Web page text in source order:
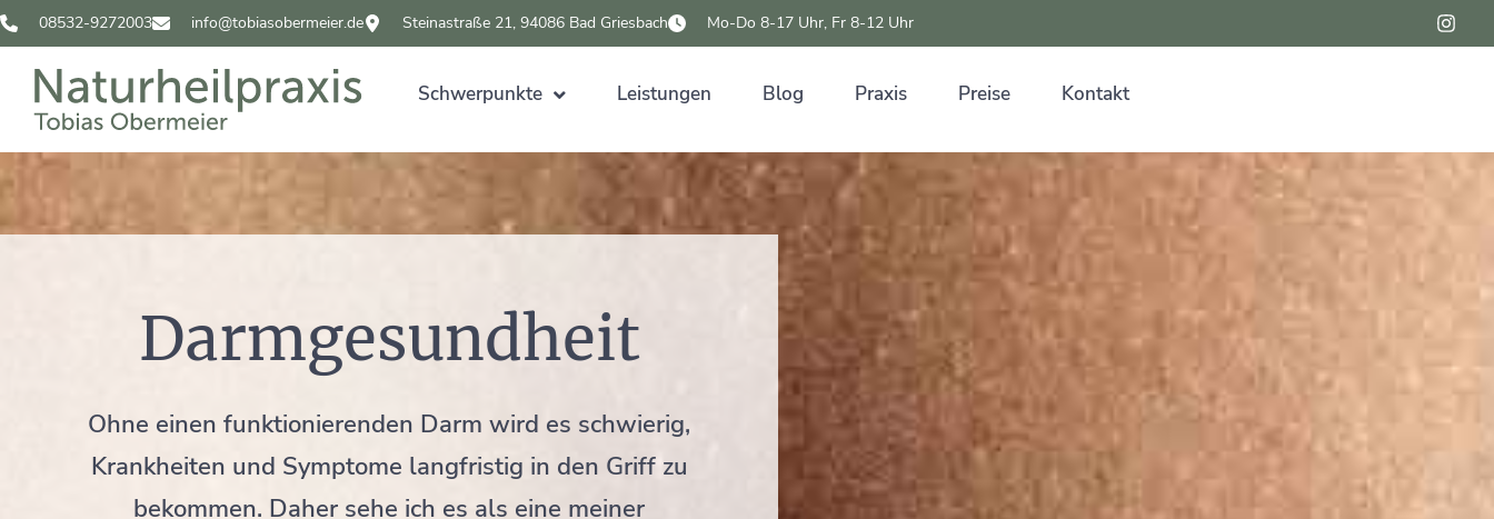
08532-9272003 info@tobiasobermeier.de Steinastraße 21, 94086 Bad Griesbach Mo-Do 8-17 Uhr, Fr 8-12 Uhr
Schwerpunkte Leistungen Blog Praxis Preise Kontakt
Darmgesundheit
Ohne einen funktionierenden Darm wird es schwierig,
Krankheiten und Symptome langfristig in den Griff zu
bekommen. Daher sehe ich es als eine meiner